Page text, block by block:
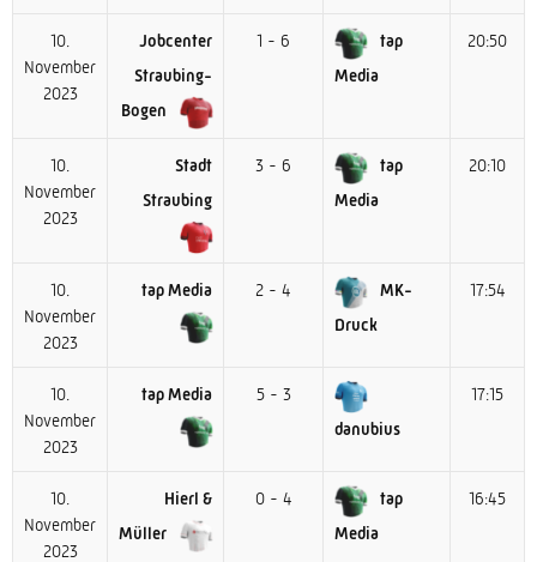
10.
November
2023
Jobcenter
Straubing-
Bogen
1 - 6
tap
Media
20:50
10.
November
2023
Stadt
Straubing
3 - 6
tap
Media
20:10
10.
November
2023
tap Media 2 - 4
MK-
Druck
17:54
10.
November
2023
tap Media
5 - 3
danubius
17:15
10.
November
2023
Hierl &
Müller
0 - 4
tap
Media
16:45